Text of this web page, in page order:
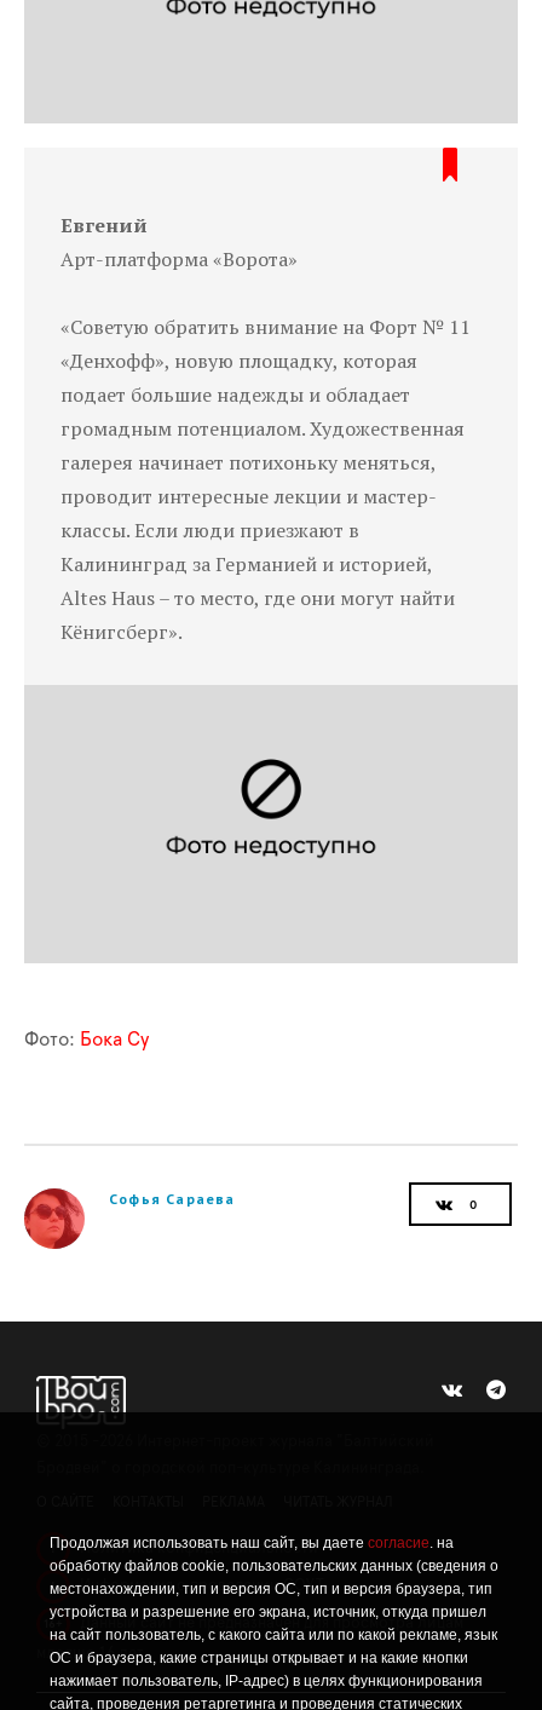
Продолжая использовать наш сайт, вы даете согласие. на
обработку файлов cookie, пользовательских данных (сведения о
местонахождении, тип и версия ОС, тип и версия браузера, тип
устройства и разрешение его экрана, источник, откуда пришел
на сайт пользователь, с какого сайта или по какой рекламе, язык
ОС и браузера, какие страницы открывает и на какие кнопки
нажимает пользователь, IP-адрес) в целях функционирования
сайта, проведения ретаргетинга и проведения статических
Евгений
Арт-платформа «Ворота»
«Советую обратить внимание на Форт № 11
«Денхофф», новую площадку, которая
подает большие надежды и обладает
громадным потенциалом. Художественная
галерея начинает потихоньку меняться,
проводит интересные лекции и мастер-
классы. Если люди приезжают в
Калининград за Германией и историей,
Altes Haus – то место, где они могут найти
Кёнигсберг».
Фото: Бока Су
Софья Сараева
! Политика конфиденциальности
! Информация о проведении СОУТ
Данный сайт не предназначен для просмотра лицам
младше 16 лет.